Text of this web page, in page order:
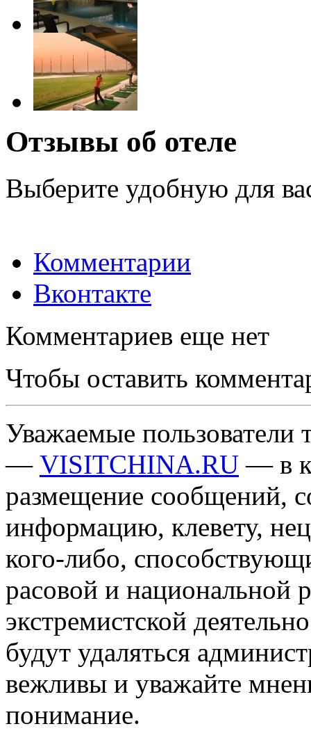
Отзывы об отеле
Выберите удобную для
Комментарии
Вконтакте
Комментариев еще нет
Чтобы оставить
Уважаемые пользователи
— VISITCHINA.RU — в
размещение сообщений,
информацию, клевету,
кого-либо,
расовой и национальной
экстремистской
будут удаляться
вежливы и уважайте
понимание.